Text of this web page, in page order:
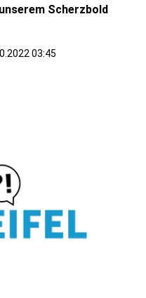
Scherzbold
03:45